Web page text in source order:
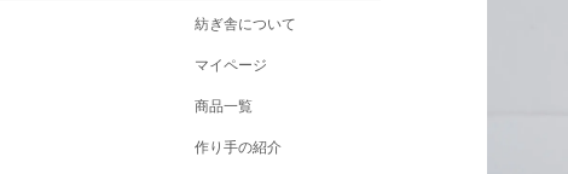
紡ぎ舎について
マイページ
商品一覧
作り手の紹介